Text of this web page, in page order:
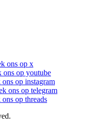
ons op x
ons op youtube
ons op instagram
ons op telegram
op threads